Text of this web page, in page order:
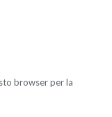
browser per la